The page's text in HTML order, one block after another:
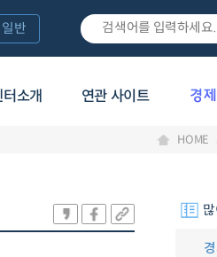
터소개 연관 사이트
반
HOME